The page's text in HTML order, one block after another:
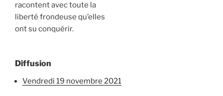
racontent avec toute la
liberté frondeuse qu’elles
ont su conquérir.
Diffusion
vendredi 19 novembre 2021